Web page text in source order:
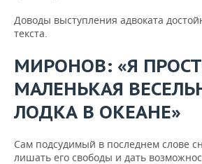
Доводы выступления адвоката
текста.
МИРОНОВ: «Я
МАЛЕНЬКАЯ
ЛОДКА В ОКЕАНЕ»
Сам подсудимый в последнем слове
лишать его свободы и дать